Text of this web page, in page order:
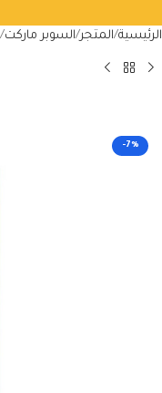
الرئيسية المتجر السوبر ماركت
-7%